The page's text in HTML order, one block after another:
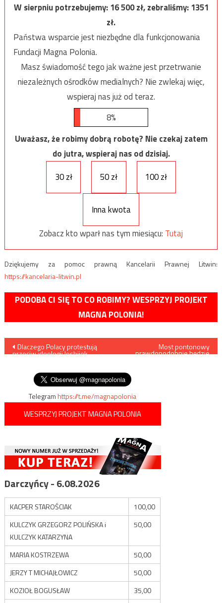
W sierpniu potrzebujemy:16 500zł, zebraliśmy:1351
zł.
Państwa wsparcie jest niezbędne dla funkcjonowania
Fundacji Magna Polonia.
Masz świadomość tego jak ważne jest przetrwanie
niezależnych ośrodków medialnych? Nie zwlekaj więc,
wspieraj nas już od teraz.
8%
Uważasz, że robimy dobrą robotę? Nie czekaj zatem
do jutra, wspieraj nas od dzisiaj.
30 zł
50 zł 100 zł
Inna kwota
Zobacz kto wparł nas tym miesiącu: Tutaj
Dziękujemy za pomoc prawną Kancelarii Prawnej Litwin:
https://kancelaria-litwin.pl
PODOBA CI SIĘ TO CO ROBIMY? WESPRZYJ PROJEKT
MAGNA POLONIA!
Nawigacja
wpisu
Dlaczego Polacy protestują
przeciw ideologii lesbijek,
Most pontonowy
prawdopodobnie będzie
Telegramhttps://t.me/magnapolonia
WESPRZYJ PROJEKT MAGNA POLONIA
Darczyńcy - 6.08.2026
KACPER STAROŚCIAK
100,00
KULCZYK GRZEGORZ POLIŃSKA i
KULCZYK KATARZYNA
50,00
MARIA KOSTRZEWA
50,00
JERZY T MICHAJŁOWICZ
50,00
KOZIOŁ BOGUSŁAW
35,00